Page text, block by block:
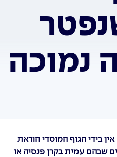
נמוכה
בידי הגוף המוסדי הוראת
שבהם עמית בקרן פנסיה או